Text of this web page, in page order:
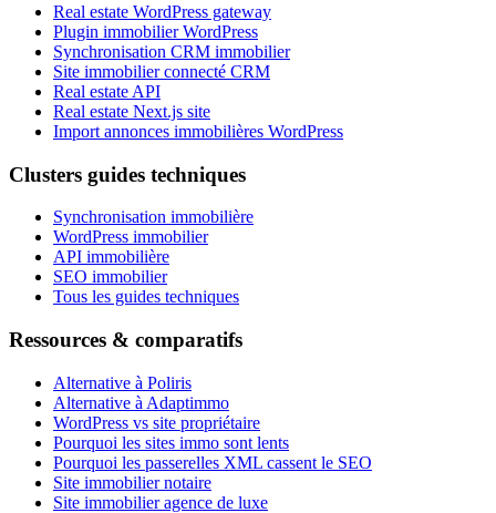
Real estate WordPress gateway
Plugin immobilier WordPress
Synchronisation CRM immobilier
Site immobilier connecté CRM
Real estate API
Real estate Next.js site
Import annonces immobilières WordPress
Clusters guides techniques
Synchronisation immobilière
WordPress immobilier
API immobilière
SEO immobilier
Tous les guides techniques
Ressources & comparatifs
Alternative à Poliris
Alternative à Adaptimmo
WordPress vs site propriétaire
Pourquoi les sites immo sont lents
Pourquoi les passerelles XML cassent le SEO
Site immobilier notaire
Site immobilier agence de luxe